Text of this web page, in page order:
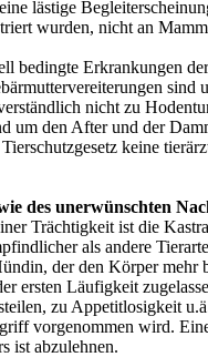
lästige
wurden, nicht an
bedingte Erkrankungen
nicht zu
um den After und der
keine
des unerwünschten
Trächtigkeit ist die
als andere
der den Körper mehr
ersten Läufigkeit
zu Appetitlosigkeit
vorgenommen wird.
ist abzulehnen.